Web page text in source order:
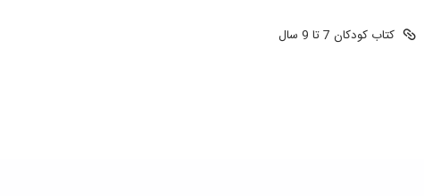
کتاب کودکان 7 تا 9 سال